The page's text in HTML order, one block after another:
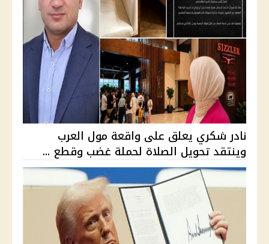
نادر شكري يعلق على واقعة مول العرب
وينتقد تحويل الصلاة لحملة غضب وقطع ...